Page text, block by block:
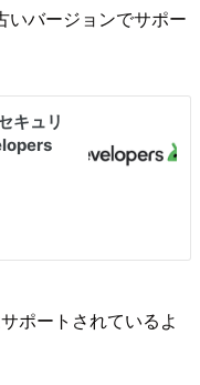
いバージョンでサポー
ポートされているよ